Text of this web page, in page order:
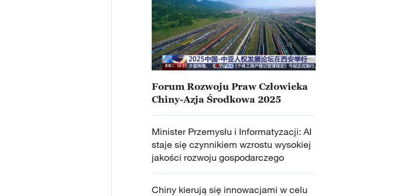
Forum Rozwoju Praw Człowieka
Chiny-Azja Środkowa 2025
Minister Przemysłu i Informatyzacji: AI
staje się czynnikiem wzrostu wysokiej
jakości rozwoju gospodarczego
Chiny kierują się innowacjami w celu